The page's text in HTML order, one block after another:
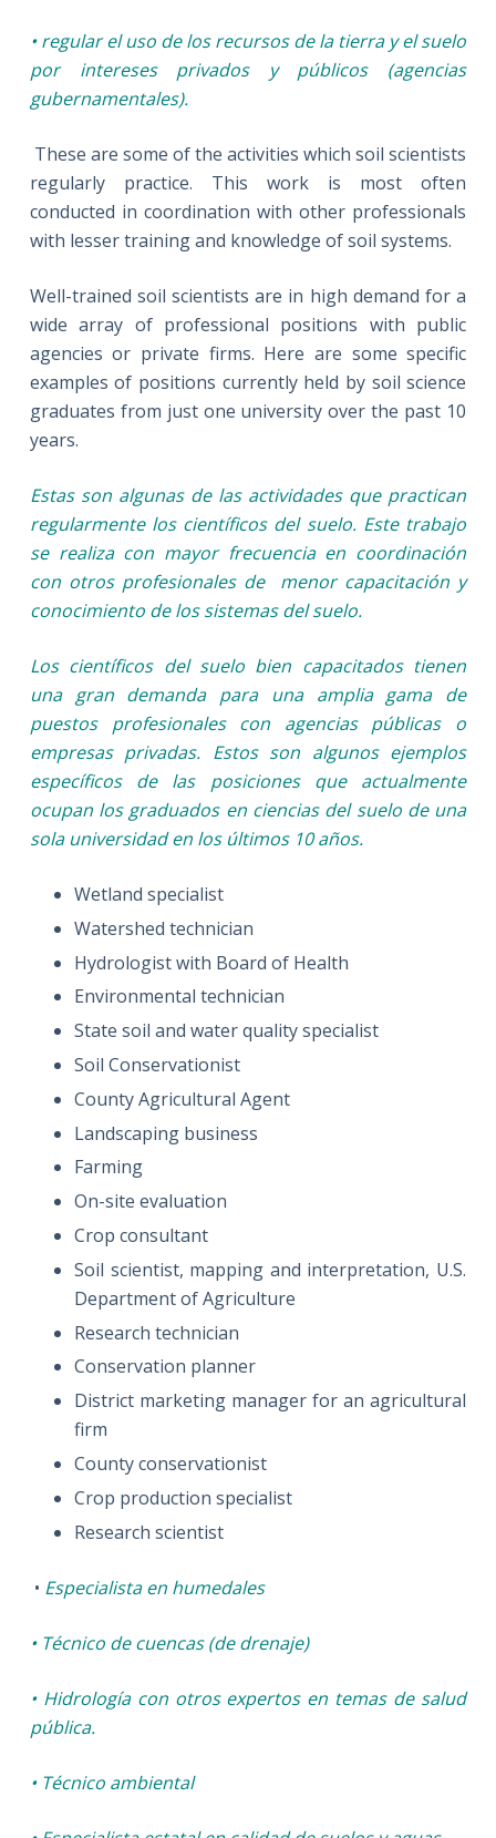
• regular el uso de los recursos de la tierra y el suelo
por intereses privados y públicos (agencias
gubernamentales).
These are some of the activities which soil scientists
regularly practice. This work is most often
conducted in coordination with other professionals
with lesser training and knowledge of soil systems.
Well-trained soil scientists are in high demand for a
wide array of professional positions with public
agencies or private firms. Here are some specific
examples of positions currently held by soil science
graduates from just one university over the past 10
years.
Estas son algunas de las actividades que practican
regularmente los científicos del suelo. Este trabajo
se realiza con mayor frecuencia en coordinación
con otros profesionales de menor capacitación y
conocimiento de los sistemas del suelo.
Los científicos del suelo bien capacitados tienen
una gran demanda para una amplia gama de
puestos profesionales con agencias públicas o
empresas privadas. Estos son algunos ejemplos
específicos de las posiciones que actualmente
ocupan los graduados en ciencias del suelo de una
sola universidad en los últimos 10 años.
Wetland specialist
Watershed technician
Hydrologist with Board of Health
Environmental technician
State soil and water quality specialist
Soil Conservationist
County Agricultural Agent
Landscaping business
Farming
On-site evaluation
Crop consultant
Soil scientist, mapping and interpretation, U.S.
Department of Agriculture
Research technician
Conservation planner
District marketing manager for an agricultural
firm
County conservationist
Crop production specialist
Research scientist
• Especialista en humedales
• Técnico de cuencas (de drenaje)
• Hidrología con otros expertos en temas de salud
pública.
• Técnico ambiental